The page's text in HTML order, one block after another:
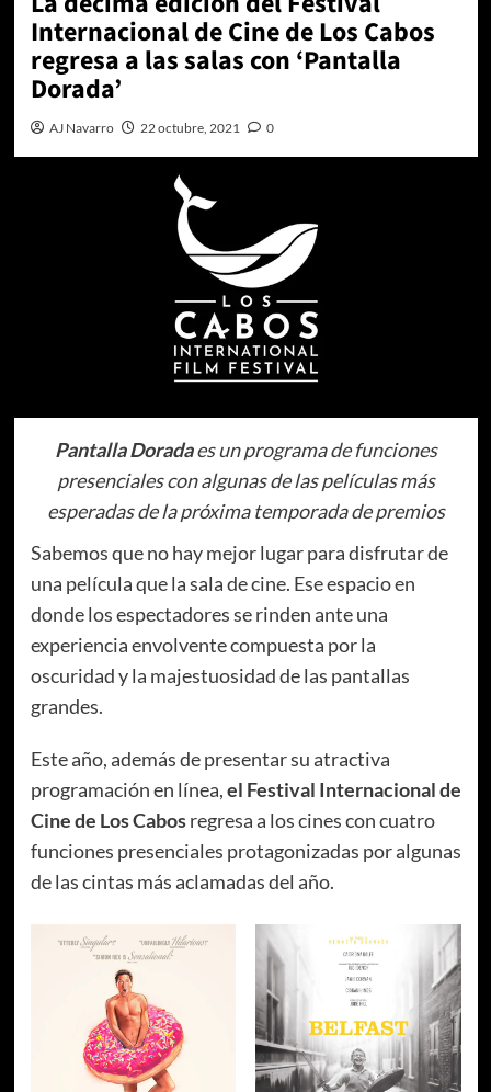
Internacional de Cine de Los Cabos
regresa a las salas con ‘Pantalla
Dorada’
AJ Navarro 22 octubre, 2021 0
Pantalla Doradaes un programa de funciones
presenciales con algunas de las películas más
esperadas de la próxima temporada de premios
Sabemos que no hay mejor lugar para disfrutar de
una película que la sala de cine. Ese espacio en
donde los espectadores se rinden ante una
experiencia envolvente compuesta por la
oscuridad y la majestuosidad de las pantallas
grandes.
Este año, además de presentar su atractiva
programación en línea,el Festival Internacional de
Cine de Los Cabosregresa a los cines con cuatro
funciones presenciales protagonizadas por algunas
de las cintas más aclamadas del año.